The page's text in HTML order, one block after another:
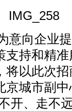
意向企业
支持和精
将以此次
京城市副
开、走不